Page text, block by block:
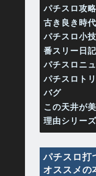
パチスロ攻略
古き良き時
パチスロ小
番スリー日記
パチスロニ
パチスロト
バグ
この天井が
理由シリーズ
パチスロ打
オススメの